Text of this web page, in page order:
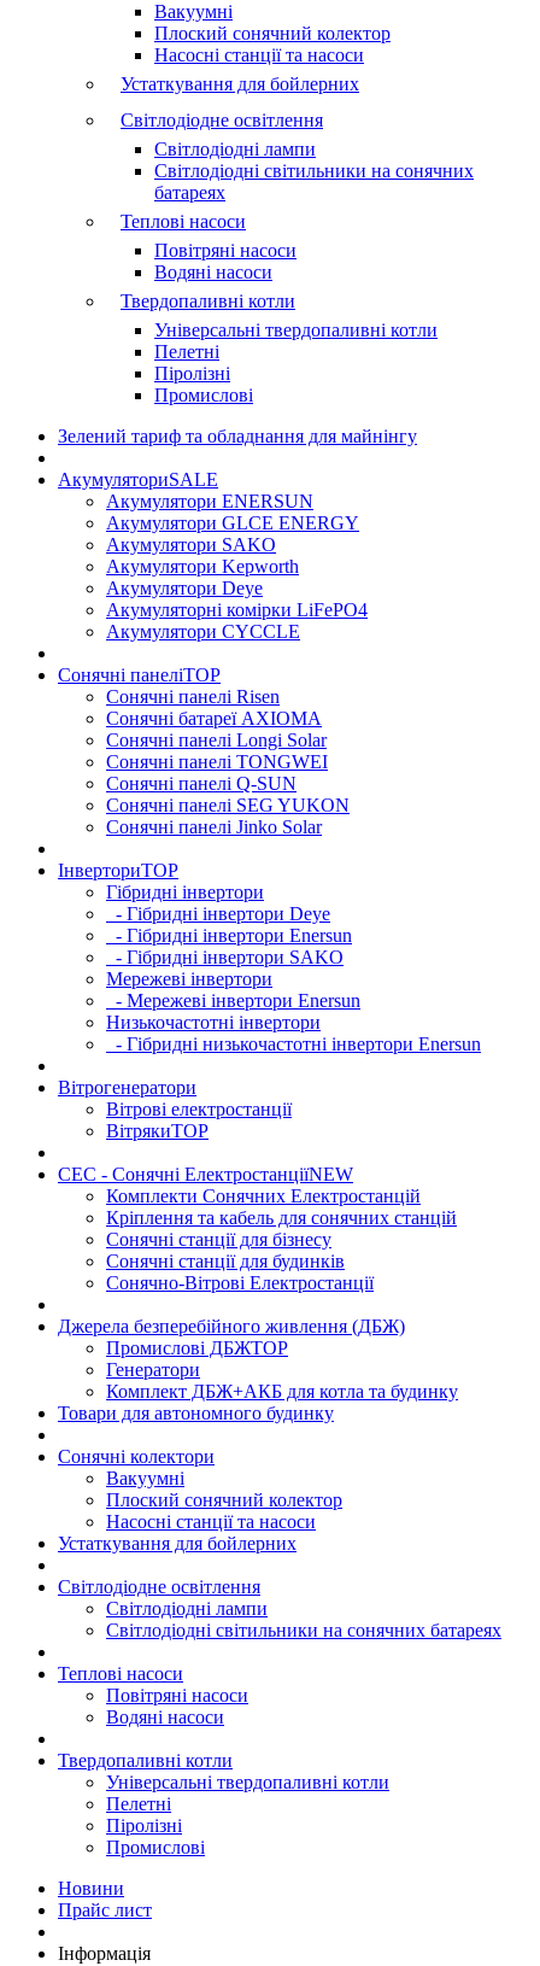
Вакуумні
Плоский сонячний колектор
Насосні станції та насоси
Устаткування для бойлерних
Світлодіодне освітлення
Світлодіодні лампи
Світлодіодні світильники на сонячних
батареях
Теплові насоси
Повітряні насоси
Водяні насоси
Твердопаливні котли
Універсальні твердопаливні котли
Пелетні
Піролізні
Промислові
Зелений тариф та обладнання для майнінгу
АкумуляториSALE
Акумулятори ENERSUN
Акумулятори GLCE ENERGY
Акумулятори SAKO
Акумулятори Kepworth
Акумулятори Deye
Акумуляторні комірки LiFePO4
Акумулятори CYCCLE
Сонячні панеліTOP
Сонячні панелі Risen
Сонячні батареї AXIOMA
Сонячні панелі Longi Solar
Сонячні панелі TONGWEI
Сонячні панелі Q-SUN
Сонячні панелі SEG YUKON
Сонячні панелі Jinko Solar
ІнверториTOP
Гібридні інвертори
- Гібридні інвертори Deye
- Гібридні інвертори Enersun
- Гібридні інвертори SAKO
Мережеві інвертори
- Мережеві інвертори Enersun
Низькочастотні інвертори
- Гібридні низькочастотні інвертори Enersun
Вітрогенератори
Вітрові електростанції
ВітрякиTOP
СЕС - Сонячні ЕлектростанціїNEW
Комплекти Сонячних Електростанцій
Кріплення та кабель для сонячних станцій
Сонячні станції для бізнесу
Сонячні станції для будинків
Сонячно-Вітрові Електростанції
Джерела безперебійного живлення (ДБЖ)
Промислові ДБЖTOP
Генератори
Комплект ДБЖ+АКБ для котла та будинку
Товари для автономного будинку
Сонячні колектори
Вакуумні
Плоский сонячний колектор
Насосні станції та насоси
Устаткування для бойлерних
Світлодіодне освітлення
Світлодіодні лампи
Світлодіодні світильники на сонячних батареях
Теплові насоси
Повітряні насоси
Водяні насоси
Твердопаливні котли
Універсальні твердопаливні котли
Пелетні
Піролізні
Промислові
Новини
Прайс лист
Інформація